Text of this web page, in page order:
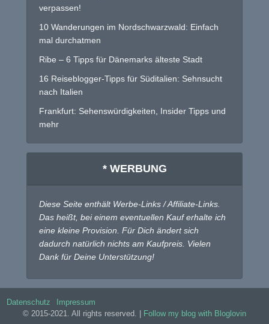
verpassen!
10 Wanderungen im Nordschwarzwald: Einfach
mal durchatmen
Ribe – 6 Tipps für Dänemarks älteste Stadt
16 Reiseblogger-Tipps für Süditalien: Sehnsucht
nach Italien
Frankfurt: Sehenswürdigkeiten, Insider Tipps und
mehr
* WERBUNG
Diese Seite enthält Werbe-Links / Affiliate-Links.
Das heißt, bei einem eventuellen Kauf erhalte ich
eine kleine Provision. Für Dich ändert sich
dadurch natürlich nichts am Kaufpreis. Vielen
Dank für Deine Unterstützung!
Datenschutz
Impressum
© 2015-2021. All rights reserved. |
Follow my blog with Bloglovin